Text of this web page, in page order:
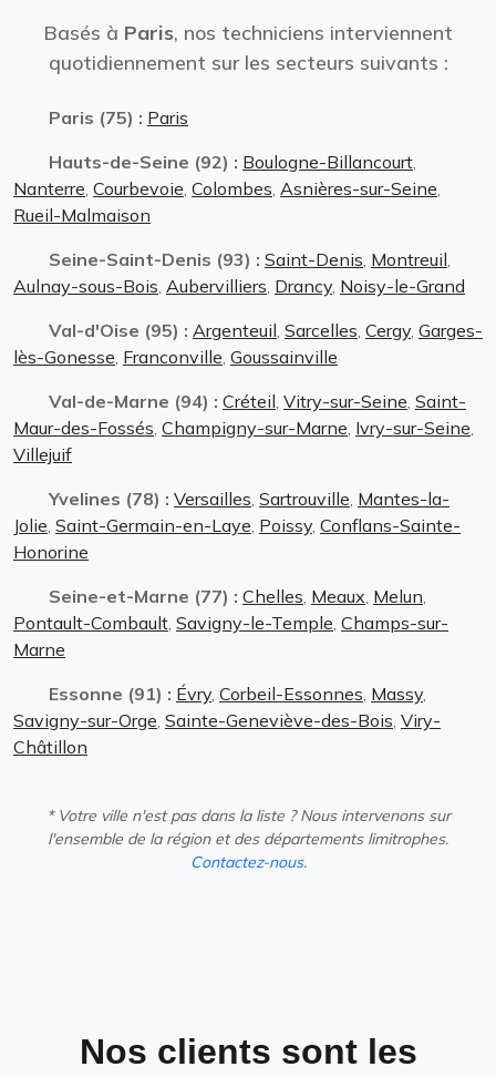
Basés à Paris, nos techniciens interviennent
quotidiennement sur les secteurs suivants :
Paris (75) : Paris
Hauts-de-Seine (92) : Boulogne-Billancourt
Nanterre Courbevoie Colombes Asnières-sur-Seine
Rueil-Malmaison
Seine-Saint-Denis (93) : Saint-Denis Montreuil
Aulnay-sous-Bois Aubervilliers Drancy Noisy-le-Grand
Val-d'Oise (95) : Argenteuil Sarcelles Cergy Garges-
lès-Gonesse Franconville Goussainville
Val-de-Marne (94) : Créteil Vitry-sur-Seine Saint-
Maur-des-Fossés Champigny-sur-Marne Ivry-sur-Seine
Villejuif
Yvelines (78) : Versailles Sartrouville Mantes-la-
Jolie Saint-Germain-en-Laye Poissy Conflans-Sainte-
Honorine
Seine-et-Marne (77) : Chelles Meaux Melun
Pontault-Combault Savigny-le-Temple Champs-sur-
Marne
Essonne (91) : Évry Corbeil-Essonnes Massy
Savigny-sur-Orge Sainte-Geneviève-des-Bois Viry-
Châtillon
* Votre ville n'est pas dans la liste ? Nous intervenons sur
l'ensemble de la région et des départements limitrophes.
Contactez-nous.
Nos clients sont les